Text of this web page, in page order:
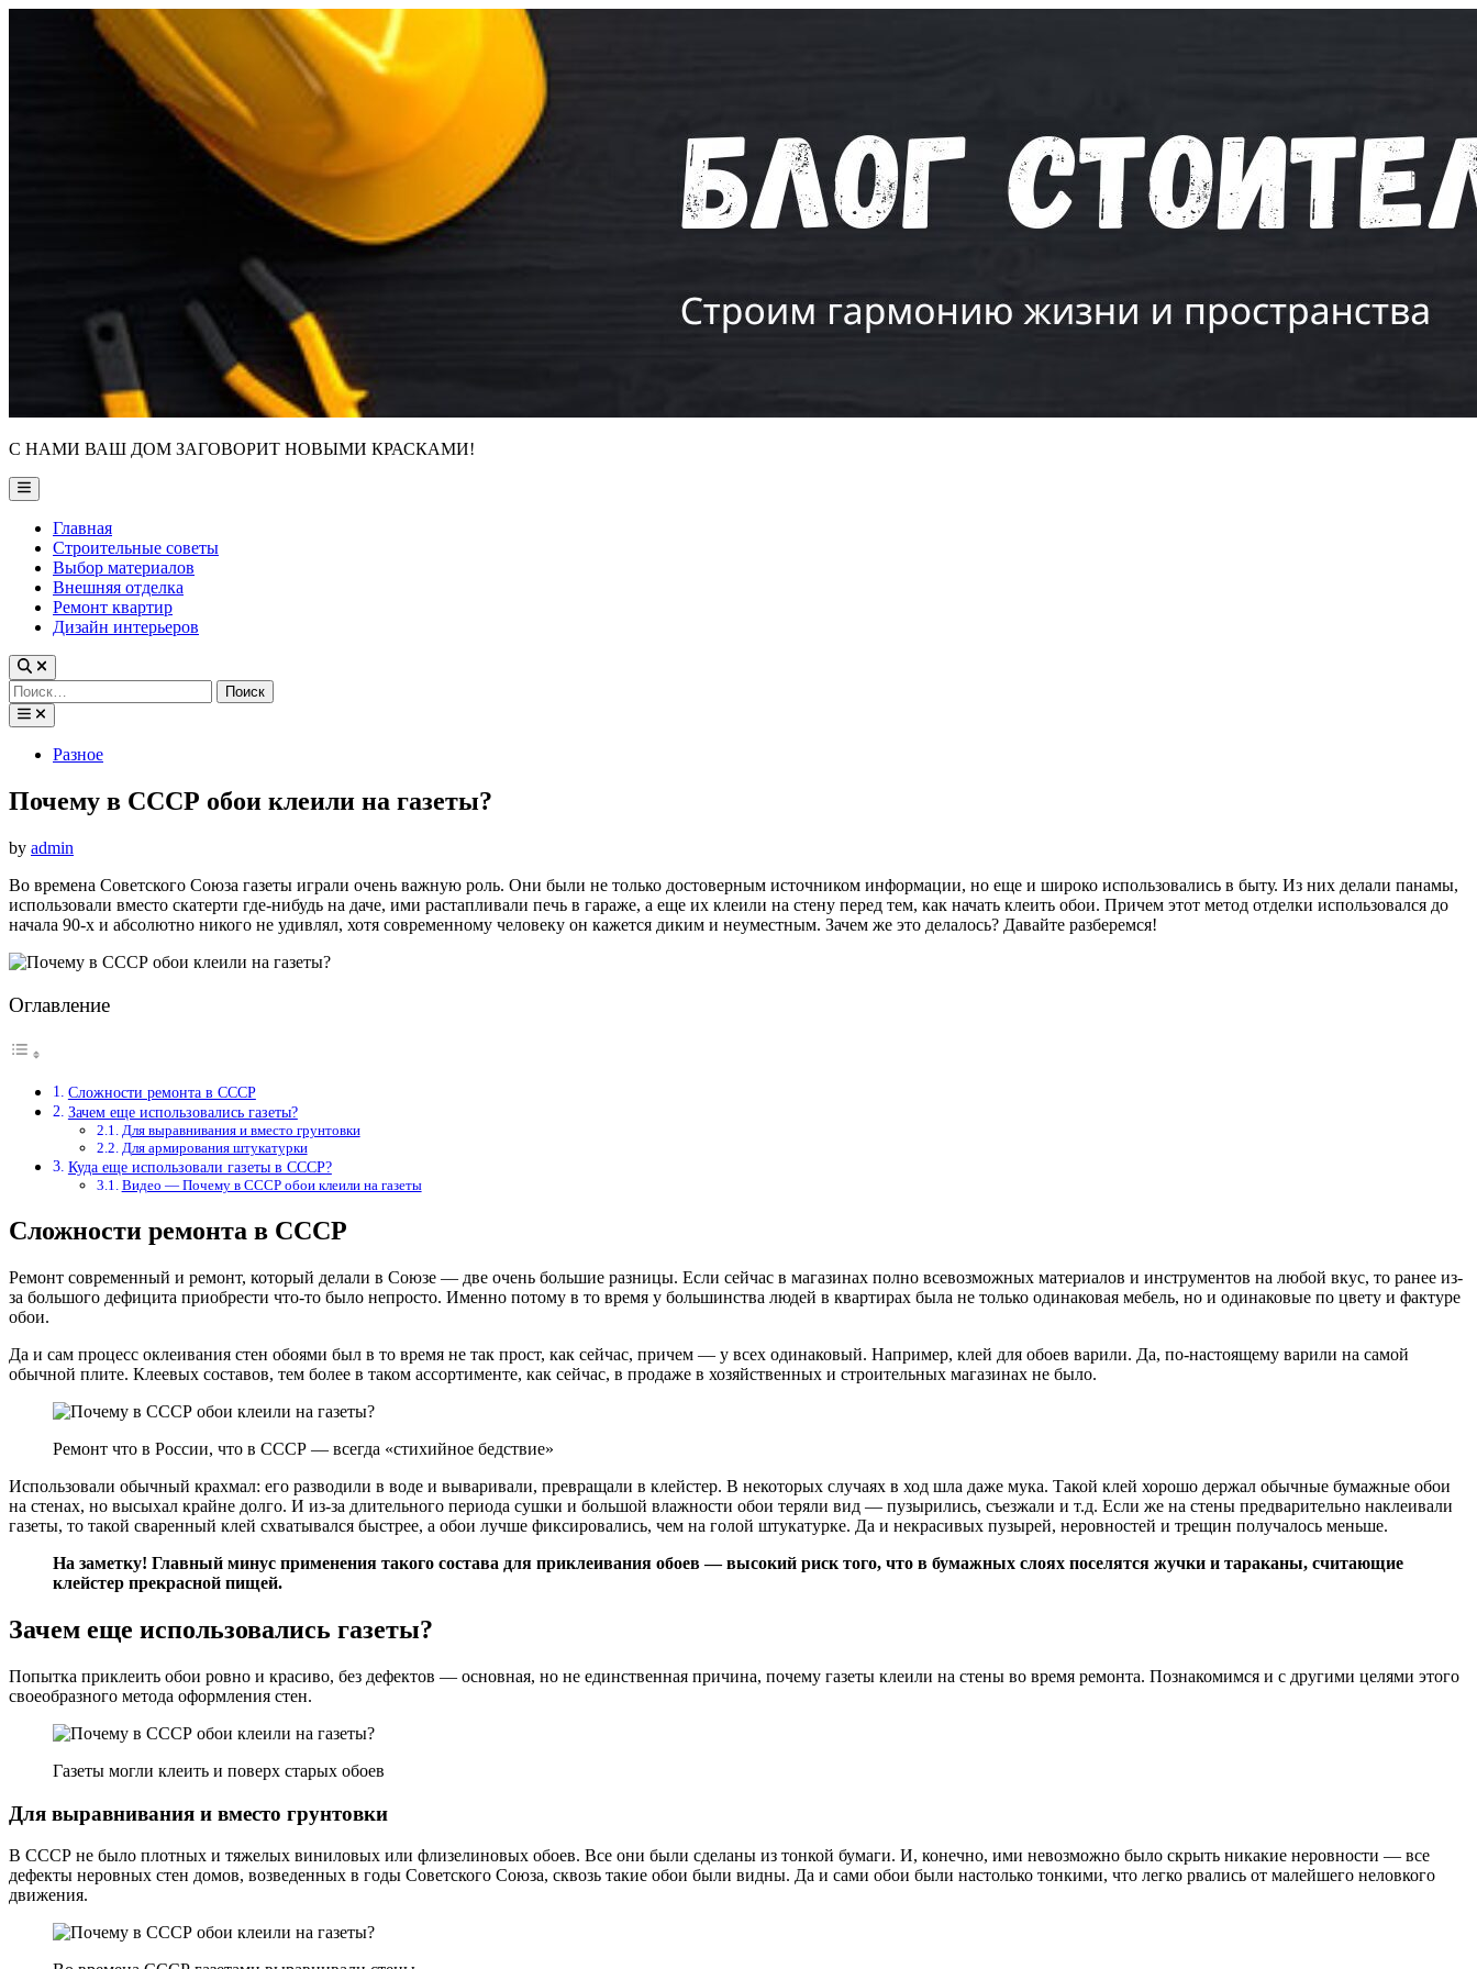
С НАМИ ВАШ ДОМ ЗАГОВОРИТ НОВЫМИ КРАСКАМИ!
Main
Menu
Главная
Строительные советы
Выбор материалов
Внешняя отделка
Ремонт квартир
Дизайн интерьеров
Найти:
PostedРазное
Почему в СССР обои клеили на газеты?
by admin
Во времена Советского Союза газеты играли очень важную роль. Они были не только достоверным источником информации, но еще и широко использовались в быту. Из них делали панамы,
использовали вместо скатерти где-нибудь на даче, ими растапливали печь в гараже, а еще их клеили на стену перед тем, как начать клеить обои. Причем этот метод отделки использовался до
начала 90-х и абсолютно никого не удивлял, хотя современному человеку он кажется диким и неуместным. Зачем же это делалось? Давайте разберемся!
Оглавление
Сложности ремонта в СССР
Зачем еще использовались газеты?
Для выравнивания и вместо грунтовки
Для армирования штукатурки
Куда еще использовали газеты в СССР?
Видео — Почему в СССР обои клеили на газеты
Сложности ремонта в СССР
Ремонт современный и ремонт, который делали в Союзе — две очень большие разницы. Если сейчас в магазинах полно всевозможных материалов и инструментов на любой вкус, то ранее из-
за большого дефицита приобрести что-то было непросто. Именно потому в то время у большинства людей в квартирах была не только одинаковая мебель, но и одинаковые по цвету и фактуре
обои.
Да и сам процесс оклеивания стен обоями был в то время не так прост, как сейчас, причем — у всех одинаковый. Например, клей для обоев варили. Да, по-настоящему варили на самой
обычной плите. Клеевых составов, тем более в таком ассортименте, как сейчас, в продаже в хозяйственных и строительных магазинах не было.
Ремонт что в России, что в СССР — всегда «стихийное бедствие»
Использовали обычный крахмал: его разводили в воде и вываривали, превращали в клейстер. В некоторых случаях в ход шла даже мука. Такой клей хорошо держал обычные бумажные обои
на стенах, но высыхал крайне долго. И из-за длительного периода сушки и большой влажности обои теряли вид — пузырились, съезжали и т.д. Если же на стены предварительно наклеивали
газеты, то такой сваренный клей схватывался быстрее, а обои лучше фиксировались, чем на голой штукатурке. Да и некрасивых пузырей, неровностей и трещин получалось меньше.
На заметку! Главный минус применения такого состава для приклеивания обоев — высокий риск того, что в бумажных слоях поселятся жучки и тараканы, считающие
клейстер прекрасной пищей.
Зачем еще использовались газеты?
Попытка приклеить обои ровно и красиво, без дефектов — основная, но не единственная причина, почему газеты клеили на стены во время ремонта. Познакомимся и с другими целями этого
своеобразного метода оформления стен.
Газеты могли клеить и поверх старых обоев
Для выравнивания и вместо грунтовки
В СССР не было плотных и тяжелых виниловых или флизелиновых обоев. Все они были сделаны из тонкой бумаги. И, конечно, ими невозможно было скрыть никакие неровности — все
дефекты неровных стен домов, возведенных в годы Советского Союза, сквозь такие обои были видны. Да и сами обои были настолько тонкими, что легко рвались от малейшего неловкого
движения.